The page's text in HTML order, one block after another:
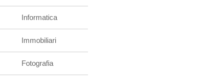
Informatica
Immobiliari
Fotografia